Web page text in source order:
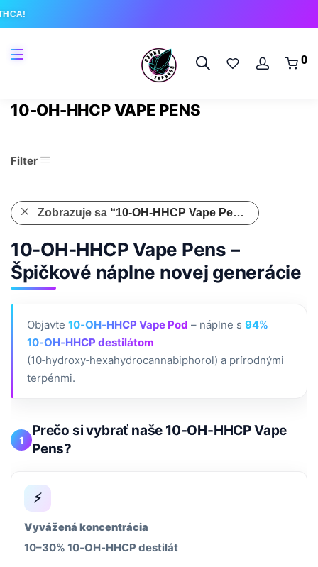
0
10-OH-HHCP VAPE PENS
Filter
Zobrazuje sa “10-OH-HHCP Vape Pens”
10‑OH‑HHCP Vape Pens –
Špičkové náplne novej generácie
Objavte 10‑OH‑HHCP Vape Pod – náplne s 94%
10‑OH‑HHCP destilátom
(10‑hydroxy‑hexahydrocannabiphorol) a prírodnými
terpénmi.
1
Prečo si vybrať naše 10‑OH‑HHCP Vape
Pens?
⚡
Vyvážená koncentrácia
10–30% 10‑OH‑HHCP destilát